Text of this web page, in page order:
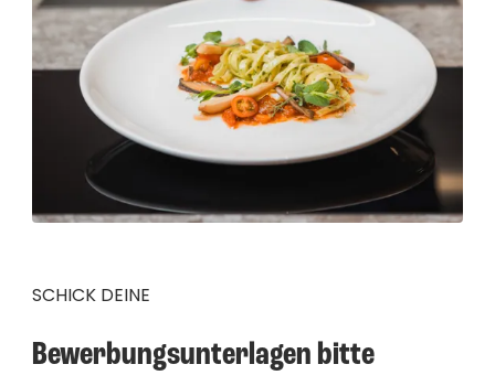
SCHICK DEINE
Bewerbungsunterlagen bitte